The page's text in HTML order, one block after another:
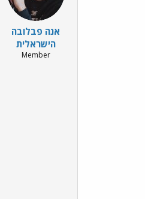
אנה פבלובה
הישראלית
Member